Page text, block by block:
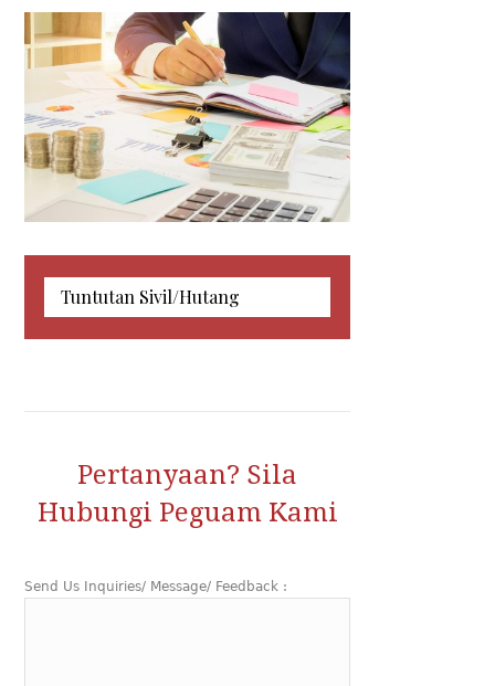
Makahmah Sivil
Kebankrapan & Likuidasi
Syarikat
Tuntutan Sivil/Hutang
Makahmah Sivil
Pertanyaan? Sila
Hubungi Peguam Kami
Send Us Inquiries/ Message/ Feedback :